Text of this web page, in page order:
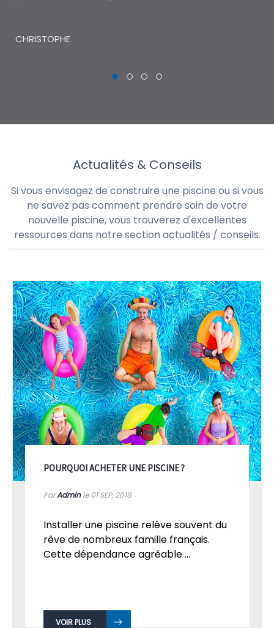
CHRISTOPHE
Actualités & Conseils
Si vous envisagez de construire une piscine ou si vous
ne savez pas comment prendre soin de votre
nouvelle piscine, vous trouverez d'excellentes
ressources dans notre section actualités / conseils.
POURQUOI ACHETER UNE PISCINE ?
ParAdminle 01SEP, 2018
Installer une piscine relève souvent du
rêve de nombreux famille français.
Cette dépendance agréable ...
VOIR PLUS